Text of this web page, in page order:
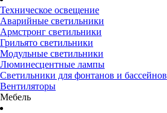
Техническое освещение
Аварийные светильники
Армстронг светильники
Грильято светильники
Модульные светильники
Люминесцентные лампы
Светильники для фонтанов и бассейнов
Вентиляторы
Мебель